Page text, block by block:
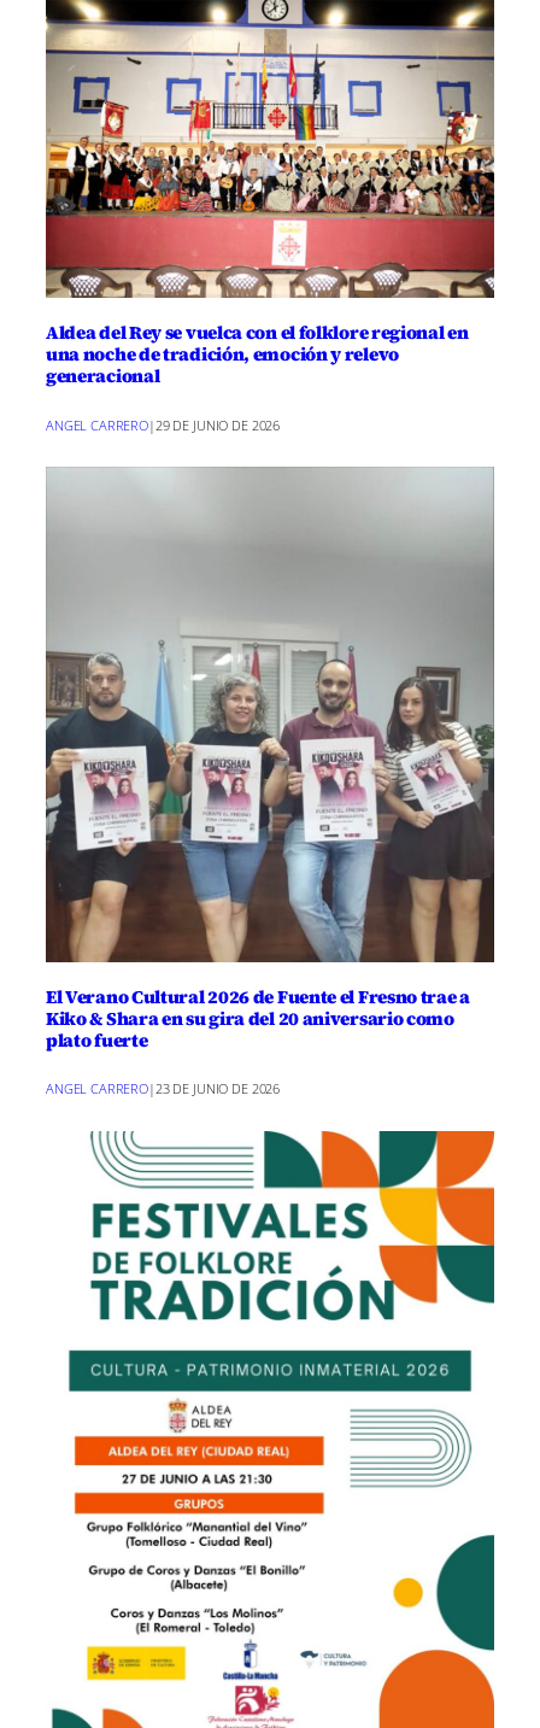
Aldea del Rey se vuelca con el folklore regional en
una noche de tradición, emoción y relevo
generacional
ANGEL CARRERO| 29 DE JUNIO DE 2026
El Verano Cultural 2026 de Fuente el Fresno trae a
Kiko & Shara en su gira del 20 aniversario como
plato fuerte
ANGEL CARRERO|23 DE JUNIO DE 2026